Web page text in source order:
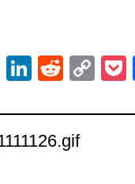
EmailLinkedIn
Reddit